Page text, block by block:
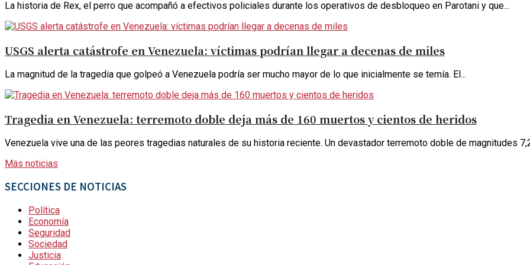
La historia de Rex, el perro que acompañó a efectivos policiales durante los operativos de desbloqueo en Parotani y que...
USGS alerta catástrofe en Venezuela: víctimas podrían llegar a decenas de miles
La magnitud de la tragedia que golpeó a Venezuela podría ser mucho mayor de lo que inicialmente se temía. El...
Tragedia en Venezuela: terremoto doble deja más de 160 muertos y cientos de heridos
Venezuela vive una de las peores tragedias naturales de su historia reciente. Un devastador terremoto doble de magnitudes
Más noticias
SECCIONES DE NOTICIAS
Política
Economía
Seguridad
Sociedad
Justicia